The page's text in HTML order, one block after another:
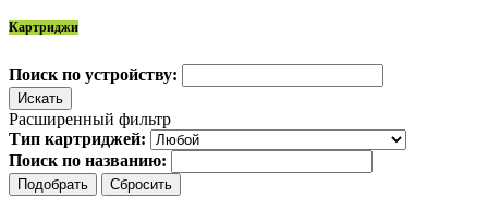
Картриджи
Поиск по устройству:
Расширенный фильтр
Тип картриджей:
Поиск по названию: